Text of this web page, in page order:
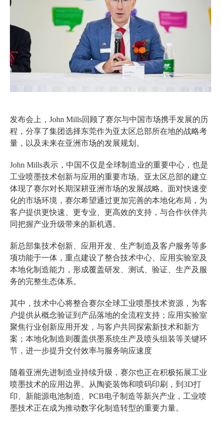
发布会上，John Mills回顾了赛尔与中国市场携手发展的历
程，分享了集团选择东莞作为亚太区总部所在地的战略考
量，以及未来在亚洲市场的发展规划。
John Mills表示，中国不仅是全球制造业的重要中心，也是
工业喷墨技术创新与应用的重要市场。亚太区总部的建立
体现了赛尔对长期深耕亚洲市场的发展战略。面对快速变
化的市场环境，赛尔希望通过更加完善的本地化布局，为
客户提供更快速、更专业、更高效的支持，与合作伙伴共
同把握产业升级带来的新机遇。
新总部集技术创新、应用开发、生产制造及客户服务等多
项功能于一体，重点建设了整合技术中心、应用实验室及
本地化制造能力，形成覆盖研发、测试、验证、生产及服
务的完整生态体系。
其中，技术中心将整合赛尔全球工业喷墨技术资源，为客
户提供从概念验证到产品落地的全流程支持；应用实验室
聚焦行业创新应用开发，与客户共同探索新技术和新方
案；本地化制造则覆盖供墨系统生产及喷头组装等关键环
节，进一步提升交付效率与服务响应速度
随着亚洲先进制造业持续升级，赛尔也正在积极拓展工业
喷墨技术的应用边界。从陶瓷装饰和喷码印刷，到3D打
印、新能源电池制造、PCB电子制造等新兴产业，工业喷
墨技术正在成为推动数字化制造转型的重要力量。